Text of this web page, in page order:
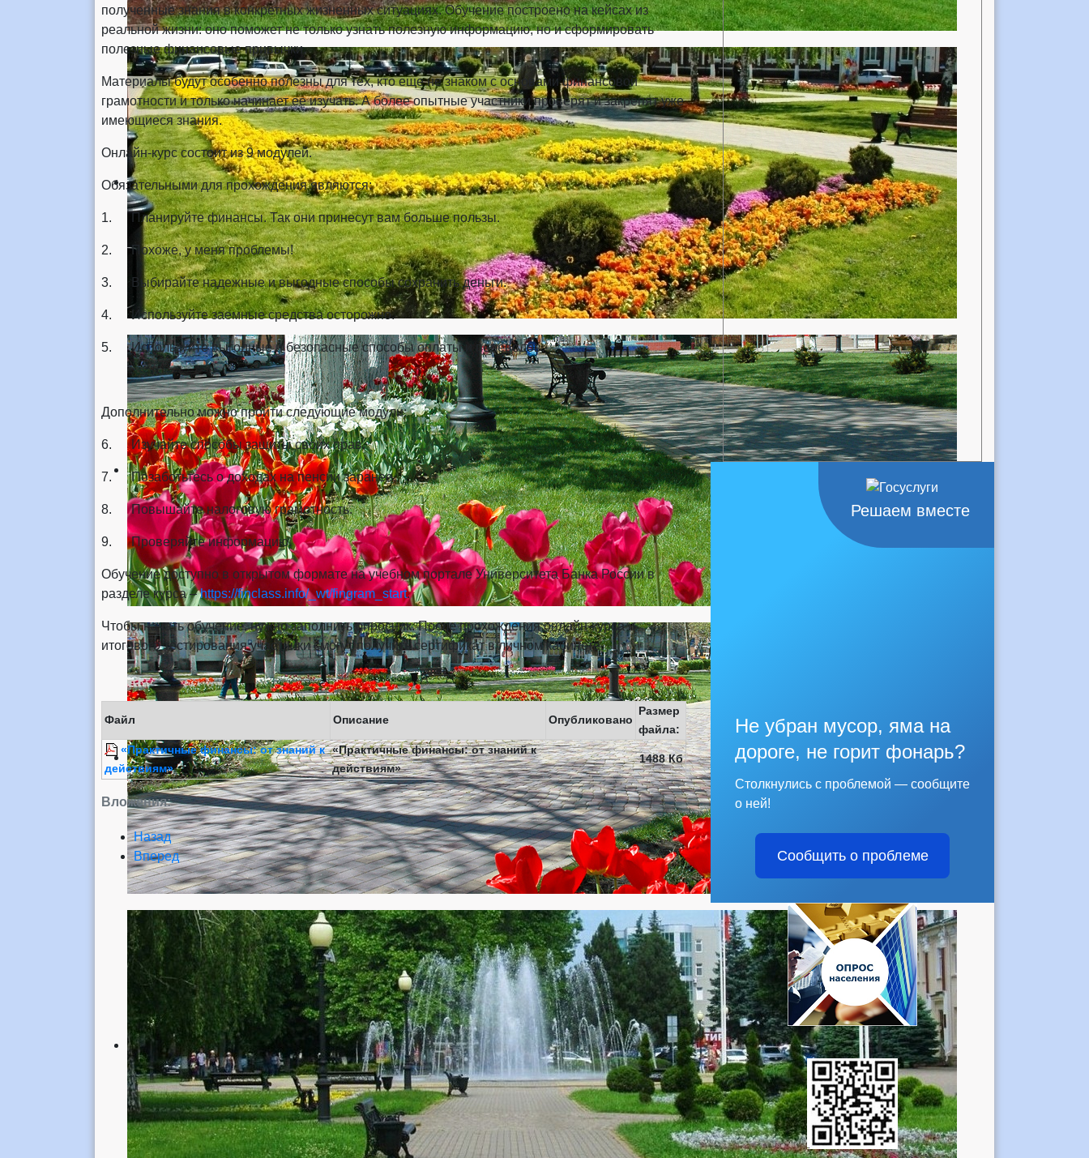
полученные знания в конкретных жизненных ситуациях. Обучение построено на кейсах из
реальной жизни: оно поможет не только узнать полезную информацию, но и сформировать
полезные финансовые привычки.
Материалы будут особенно полезны для тех, кто еще не знаком с основами финансовой
грамотности и только начинает ее изучать. А более опытные участники проверят и закрепят уже
имеющиеся знания.
Онлайн-курс состоит из 9 модулей.
Обязательными для прохождения являются:
1. Планируйте финансы. Так они принесут вам больше пользы.
2. Похоже, у меня проблемы!
3. Выбирайте надежные и выгодные способы сохранить деньги.
4. Используйте заемные средства осторожно.
5. Используйте выгодные и безопасные способы оплаты и переводов.
Дополнительно можно пройти следующие модули:
6. Изучайте способы защиты своих прав.
7. Позаботьтесь о доходах на пенсии заранее.
8. Повышайте налоговую грамотность.
9. Проверяйте информацию.
Обучение доступно в открытом формате на учебном портале Университета Банка России в
разделе курса –https://finclass.info/_wt/fingram_start.
Чтобы начать обучение, нужно заполнить опросник. После прохождения онлайн-курса и
итогового тестирования участники смогут получить сертификат в личном кабинете.
Вложения:
Файл Описание Опубликовано
Размер
файла:
«Практичные финансы: от знаний к
действиям»
«Практичные финансы: от знаний к
действиям»
1488 Кб
Назад
Вперед
Решаем вместе
Не убран мусор, яма на
дороге, не горит фонарь?
Столкнулись с проблемой — сообщите
о ней!
Сообщить о проблеме